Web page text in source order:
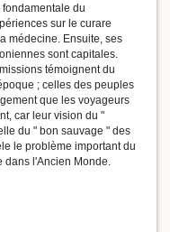
du
sur le curare
médecine. Ensuite, ses
sont capitales.
témoignent du
; celles des peuples
que les voyageurs
car leur vision du "
du " bon sauvage " des
le problème important du
dans l'Ancien Monde.